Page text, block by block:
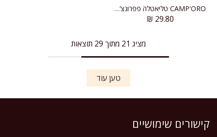
CAMP'ORO טליאטלה פפרונצ’ינו
29.80
₪
מציג 21 מתוך 29 תוצאות
טען עוד
קישורים שימושיים